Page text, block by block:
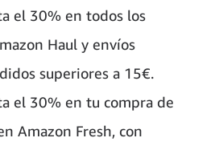
el 30% en todos los
Haul y envíos
superiores a 15€.
el 30% en tu compra de
Amazon Fresh, con